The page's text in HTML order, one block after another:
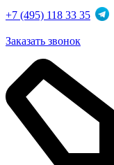
+7 (495) 118 33 35
Заказать звонок